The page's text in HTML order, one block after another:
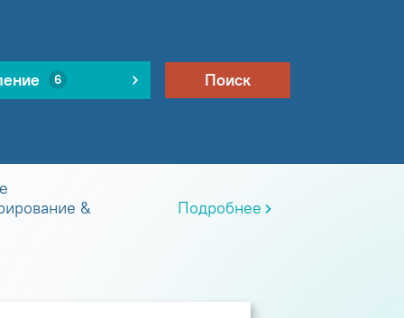
6 Поиск
&
Подробнее